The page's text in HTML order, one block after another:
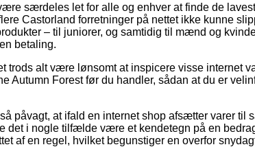
særdeles let for alle og enhver at finde de
Castorland forretninger på nettet ikke kunne
– til juniorer, og samtidig til mænd og
betaling.
trods alt være lønsomt at inspicere visse internet
Autumn Forest før du handler, sådan at du er
påvagt, at ifald en internet shop afsætter varer til
det i nogle tilfælde være et kendetegn på en
af en regel, hvilket begunstiger en overfor